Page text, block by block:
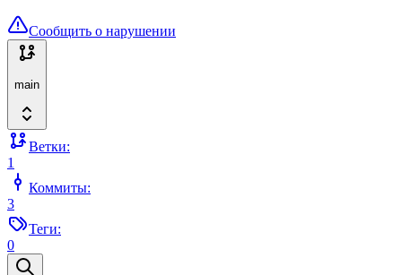
Сообщить о нарушении
main
Ветки:
1
Коммиты:
3
Теги:
0